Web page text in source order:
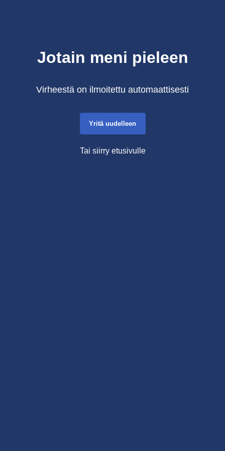
Jotain meni pieleen
Virheestä on ilmoitettu automaattisesti
Yritä uudelleen
Tai siirry etusivulle